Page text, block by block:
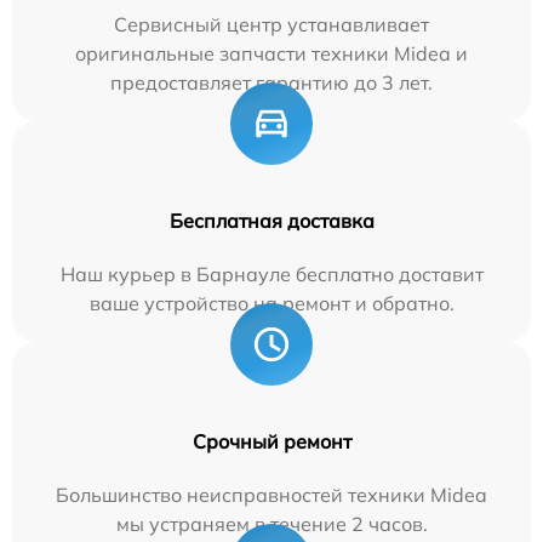
Сервисный центр устанавливает
оригинальные запчасти техники Midea и
предоставляет гарантию до 3 лет.
Бесплатная доставка
Наш курьер в Барнауле бесплатно доставит
ваше устройство на ремонт и обратно.
Срочный ремонт
Большинство неисправностей техники Midea
мы устраняем в течение 2 часов.